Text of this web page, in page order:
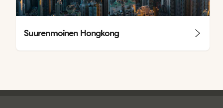
Suurenmoinen Hongkong